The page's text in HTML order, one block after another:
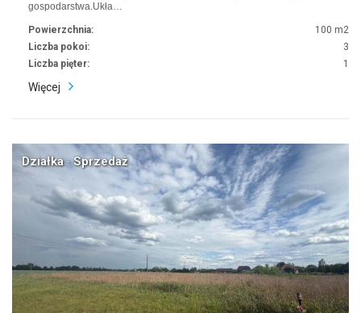
gospodarstwa.Ukła…
Powierzchnia:
100 m2
Liczba pokoi:
3
Liczba pięter:
1
Więcej
Działka · Sprzedaż